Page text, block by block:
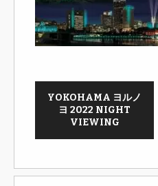
YOKOHAMA ヨルノ
ヨ 2022 NIGHT
VIEWING